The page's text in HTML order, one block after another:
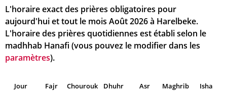
L'horaire exact des prières obligatoires pour
aujourd'hui et tout le mois Août 2026 à Harelbeke.
L'horaire des prières quotidiennes est établi selon le
madhhab Hanafi (vous pouvez le modifier dans les
paramètres).
Jour Fajr Chourouk Dhuhr Asr Maghrib Isha
05, Me 04:49 06:19 13:53 17:59 21:26
06, Je 04:51 06:20 13:53 17:58 21:24 22:53
04:53
08, Sa 04:55 06:23 13:52 17:57 21:21 22:48